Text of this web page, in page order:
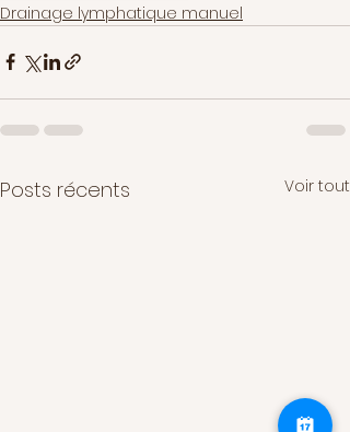
Drainage lymphatique manuel
Posts récents Voir tout